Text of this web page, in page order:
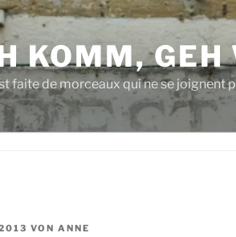
KOMM, GEH
faite de morceaux qui ne se joignent
VON ANNE